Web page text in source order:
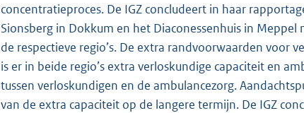
concentratieproces. De IGZ concludeert in haar
Sionsberg in Dokkum en het Diaconessenhuis in
de respectieve regio’s. De extra randvoorwaarden voor
is er in beide regio’s extra verloskundige capaciteit en
tussen verloskundigen en de ambulancezorg.
van de extra capaciteit op de langere termijn. De IGZ